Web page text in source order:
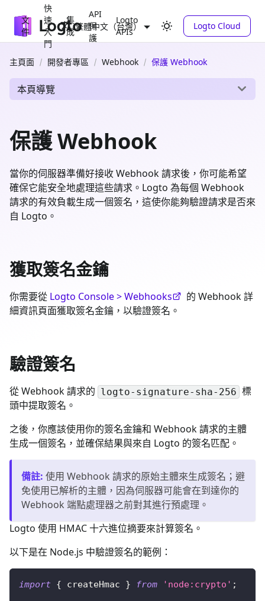
文
件
快
速
入
門
集
成
API
保
護
Logto
APIs
繁體中文（台灣） Logto Cloud
主頁面 開發者專區 Webhook 保護 Webhook
本頁導覽
保護 Webhook
當你的伺服器準備好接收 Webhook 請求後，你可能希望
確保它能安全地處理這些請求。Logto 為每個 Webhook
請求的有效負載生成一個簽名，這使你能夠驗證請求是否來
自 Logto。
獲取簽名金鑰
你需要從 Logto Console > Webhooks
的 Webhook 詳
細資訊頁面獲取簽名金鑰，以驗證簽名。
驗證簽名
從 Webhook 請求的 logto-signature-sha-256 標
頭中提取簽名。
之後，你應該使用你的簽名金鑰和 Webhook 請求的主體
生成一個簽名，並確保結果與來自 Logto 的簽名匹配。
備註: 使用 Webhook 請求的原始主體來生成簽名；避
免使用已解析的主體，因為伺服器可能會在到達你的
Webhook 端點處理器之前對其進行預處理。
Logto 使用 HMAC 十六進位摘要來計算簽名。
以下是在 Node.js 中驗證簽名的範例：
import { createHmac } from 'node:crypto' ;